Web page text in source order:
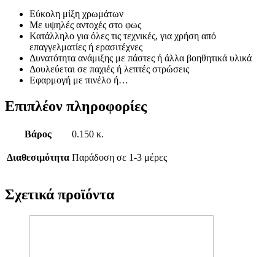
Black
ποσότητα
Εύκολη μίξη χρωμάτων
Με υψηλές αντοχές στο φως
Κατάλληλο για όλες τις τεχνικές, για χρήση από
επαγγελματίες ή ερασιτέχνες
Δυνατότητα ανάμιξης με πάστες ή άλλα βοηθητικά υλικά
Δουλεύεται σε παχιές ή λεπτές στρώσεις
Εφαρμογή με πινέλο ή…
Επιπλέον πληροφορίες
Βάρος 0.150 κ.
Διαθεσιμότητα Παράδοση σε 1-3 μέρες
Σχετικά προϊόντα